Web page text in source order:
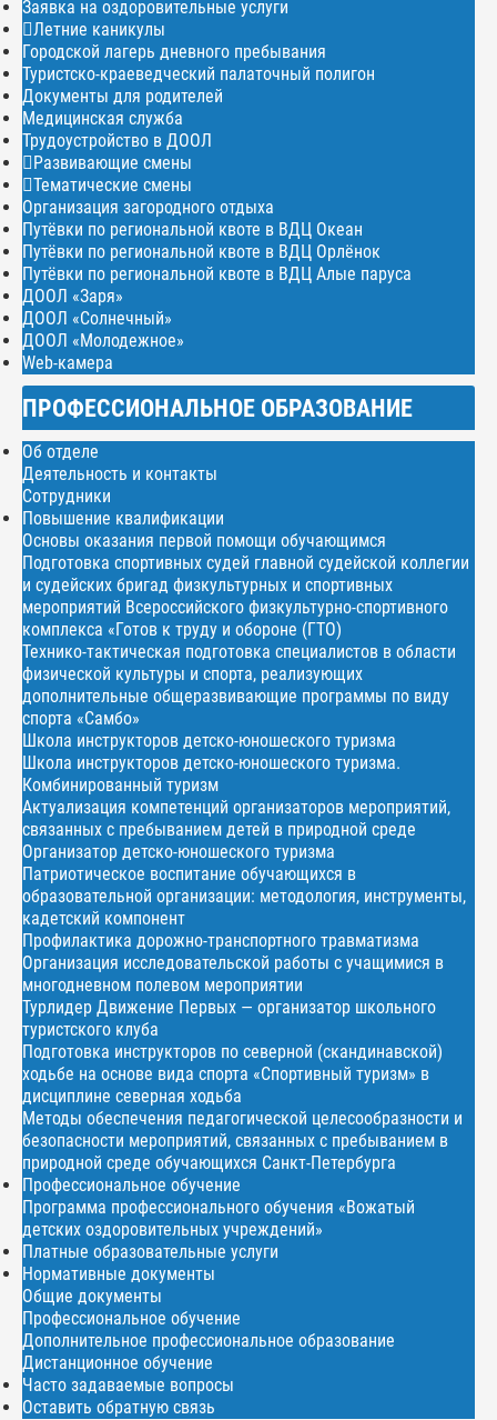
Заявка на оздоровительные услуги
Летние каникулы
Городской лагерь дневного пребывания
Туристско-краеведческий палаточный полигон
Документы для родителей
Медицинская служба
Трудоустройство в ДООЛ
Развивающие смены
Тематические смены
Организация загородного отдыха
Путёвки по региональной квоте в ВДЦ Океан
Путёвки по региональной квоте в ВДЦ Орлёнок
Путёвки по региональной квоте в ВДЦ Алые паруса
ДООЛ «Заря»
ДООЛ «Солнечный»
ДООЛ «Молодежное»
Web-камера
ПРОФЕССИОНАЛЬНОЕ ОБРАЗОВАНИЕ
Об отделе
Деятельность и контакты
Сотрудники
Повышение квалификации
Основы оказания первой помощи обучающимся
Подготовка спортивных судей главной судейской коллегии
и судейских бригад физкультурных и спортивных
мероприятий Всероссийского физкультурно-спортивного
комплекса «Готов к труду и обороне (ГТО)
Технико-тактическая подготовка специалистов в области
физической культуры и спорта, реализующих
дополнительные общеразвивающие программы по виду
спорта «Самбо»
Школа инструкторов детско-юношеского туризма
Школа инструкторов детско-юношеского туризма.
Комбинированный туризм
Актуализация компетенций организаторов мероприятий,
связанных с пребыванием детей в природной среде
Организатор детско-юношеского туризма
Патриотическое воспитание обучающихся в
образовательной организации: методология, инструменты,
кадетский компонент
Профилактика дорожно-транспортного травматизма
Организация исследовательской работы с учащимися в
многодневном полевом мероприятии
Турлидер Движение Первых — организатор школьного
туристского клуба
Подготовка инструкторов по северной (скандинавской)
ходьбе на основе вида спорта «Спортивный туризм» в
дисциплине северная ходьба
Методы обеспечения педагогической целесообразности и
безопасности мероприятий, связанных с пребыванием в
природной среде обучающихся Санкт-Петербурга
Профессиональное обучение
Программа профессионального обучения «Вожатый
детских оздоровительных учреждений»
Платные образовательные услуги
Нормативные документы
Общие документы
Профессиональное обучение
Дополнительное профессиональное образование
Дистанционное обучение
Часто задаваемые вопросы
Оставить обратную связь